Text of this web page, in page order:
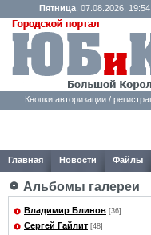
Пятница, 07.08.2026, 19:54
Кнопки авторизации /
Главная Новости Файлы
Альбомы галереи
Владимир Блинов [36]
Сергей Гайлит [48]